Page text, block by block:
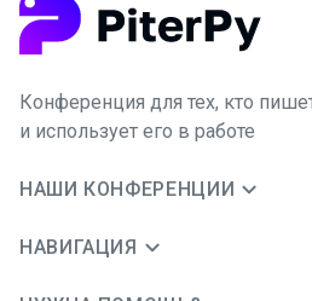
Конференция для тех, кто
и использует его в работе
НАШИ КОНФЕРЕНЦИИ
НАВИГАЦИЯ